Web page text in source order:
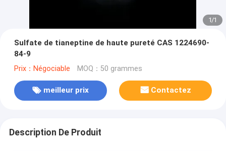
1/1
Sulfate de tianeptine de haute pureté CAS 1224690-
84-9
Prix：Négociable MOQ：50 grammes
meilleur prix Contactez
Description De Produit